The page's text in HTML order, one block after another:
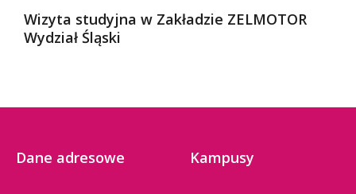
Wizyta studyjna w Zakładzie ZELMOTOR
Wydział Śląski
Dane adresowe Kampusy